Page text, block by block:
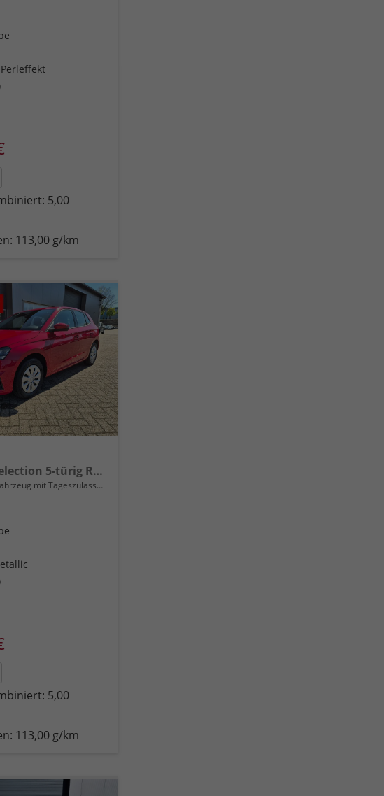
5,00
113,00 g/km
1.0 TSI 95PS Selection 5-türig Rückf.Kamera Parksensoren Sitzheizung Multifunktionslenkrad Klima Skoda-Radio Bluetooth Touchscreen Tempomat Nebelsch. Apple CarPlay + Android Auto
mit Tageszulassung
5,00
113,00 g/km